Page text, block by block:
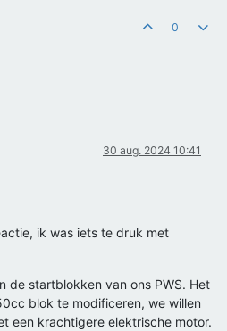
0
30 aug. 2024 10:41
ik was iets te druk met
de startblokken van ons PWS. Het
blok te modificeren, we willen
een krachtigere elektrische motor.